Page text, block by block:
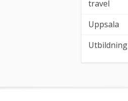
travel
Uppsala
Utbildning